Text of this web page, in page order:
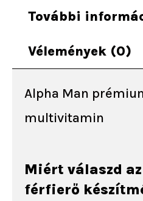
További
Vélemények (0)
Alpha Man
multivitamin
Miért válaszd
férfierő